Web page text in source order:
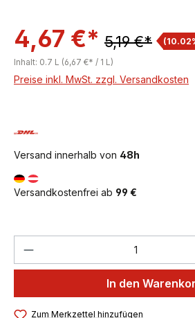
4,67 €* 5,19 €*
Inhalt: 0.7 L (6,67 €* / 1 L)
Preise inkl. MwSt. zzgl. Versandkosten
Versand innerhalb von 48h
Versandkostenfrei ab 99 €
Produkt Anzahl: Gib
In den
Zum Merkzettel hinzufügen